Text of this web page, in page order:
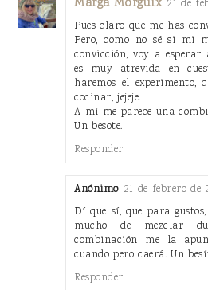
21 de
Pues claro que me has
Pero, como no sé si mi
convicción, voy a
es muy atrevida en
haremos el experimento,
cocinar, jejeje.
A mí me parece una
Un besote.
Responder
Anónimo 21 de febrero de
Dí que sí, que para
mucho de mezclar
combinación me la
cuando pero caerá. Un
Responder